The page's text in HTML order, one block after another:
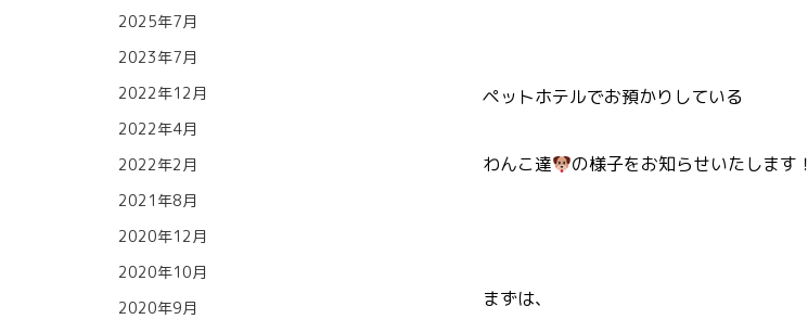
ペットホテルでお預かりしている
わんこ達 の様子をお知らせいたします！
まずは、
2025年7月
2023年7月
2022年12月
2022年4月
2022年2月
2021年8月
2020年12月
2020年10月
2020年9月